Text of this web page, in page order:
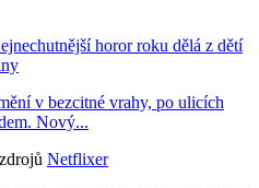
horor roku dělá z dětí
v bezcitné vrahy, po ulicích
Nový...
Netflixer